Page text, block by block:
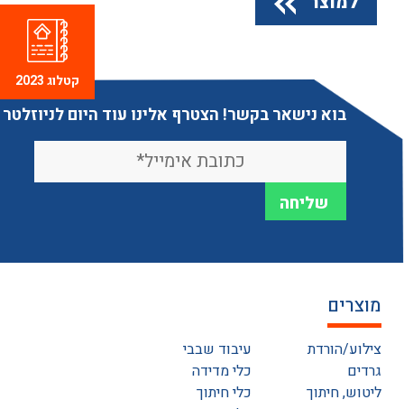
בוא נישאר בקשר! הצטרף אלינו עוד היום לניוזלטר
מוצרים
צילוע/הורדת
גרדים
ליטוש, חיתוך
עיבוד שבבי
כלי מדידה
כלי חיתוך
קטלוג 2023